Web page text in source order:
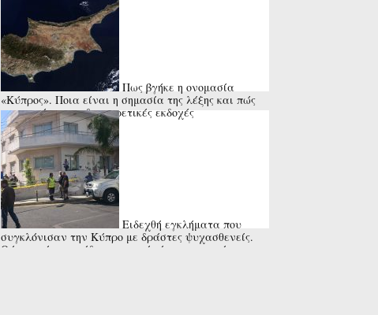
Πως βγήκε η ονομασία
«Κύπρος». Ποια είναι η σημασία της λέξης και πώς
συναντώνται οι διαφορετικές εκδοχές
Ειδεχθή εγκλήματα που
συγκλόνισαν την Κύπρο με δράστες ψυχασθενείς.
Θύματα ήταν οι ίδιοι οι γονείς ή οι συγγενείς τους,